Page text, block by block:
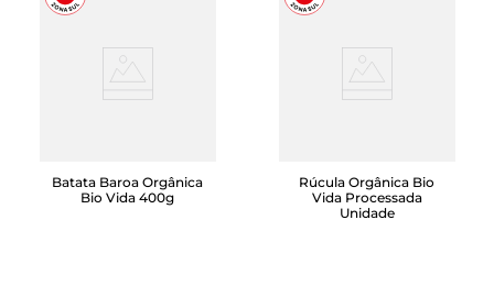
Batata Baroa Orgânica
Bio Vida 400g
Rúcula Orgânica Bio
Vida Processada
Unidade